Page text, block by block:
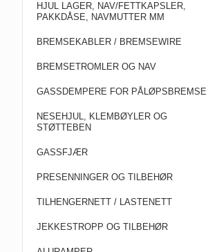
HJUL LAGER, NAV/FETTKAPSLER,
PAKKDÅSE, NAVMUTTER MM
BREMSEKABLER / BREMSEWIRE
BREMSETROMLER OG NAV
GASSDEMPERE FOR PÅLØPSBREMSE
NESEHJUL, KLEMBØYLER OG
STØTTEBEN
GASSFJÆR
PRESENNINGER OG TILBEHØR
TILHENGERNETT / LASTENETT
JEKKESTROPP OG TILBEHØR